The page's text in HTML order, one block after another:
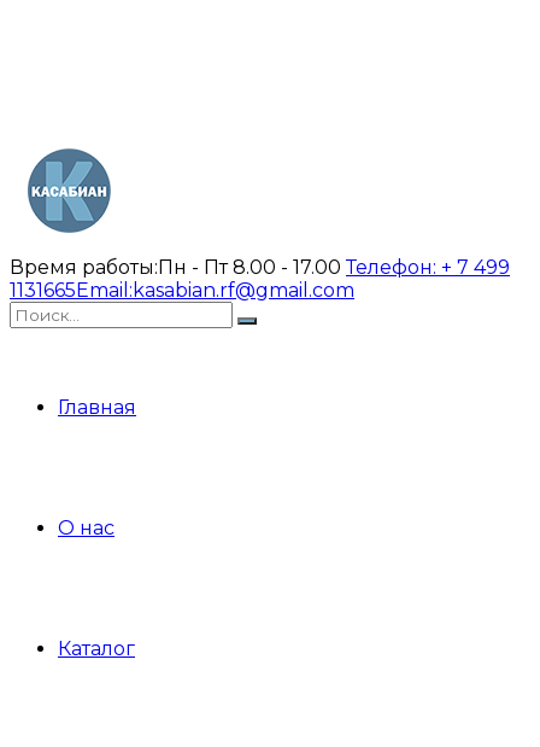
Время работы:Пн - Пт 8.00 - 17.00Телефон: + 7 499
1131665Email: kasabian.rf@gmail.com
Главная
О нас
Каталог